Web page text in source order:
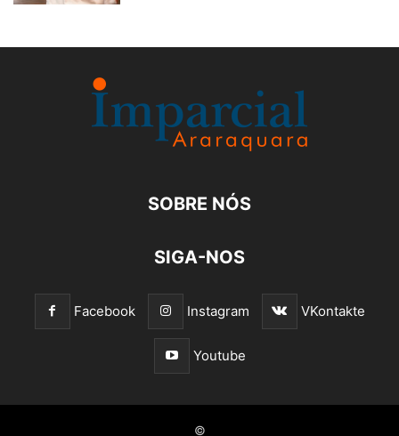
SOBRE NÓS
SIGA-NOS
Facebook Instagram VKontakte
Youtube
©